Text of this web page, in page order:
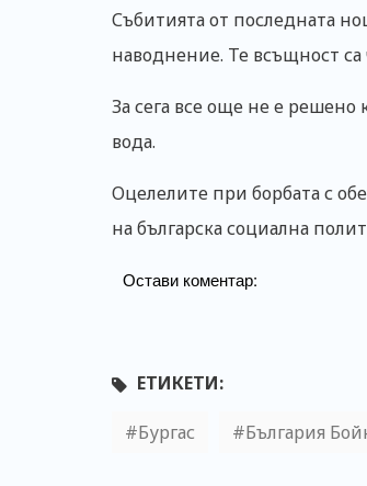
Събитията от последната
наводнение. Те всъщност са
За сега все още не е
вода.
Оцелелите при борбата с
на българска социална
Остави коментар:
ЕТИКЕТИ:
Бургас България